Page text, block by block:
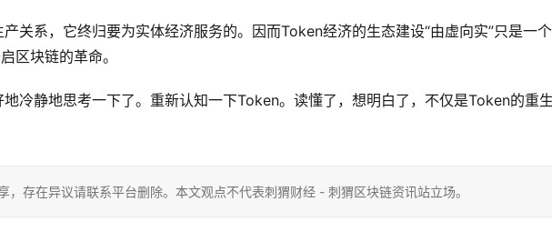
关系，它终归要为实体经济服务的。因而Token经济的生态建设“由虚向实”只是一
区块链的革命。
冷静地思考一下了。重新认知一下Token。读懂了，想明白了，不仅是Token的重生
，存在异议请联系平台删除。本文观点不代表刺猬财经 - 刺猬区块链资讯站立场。